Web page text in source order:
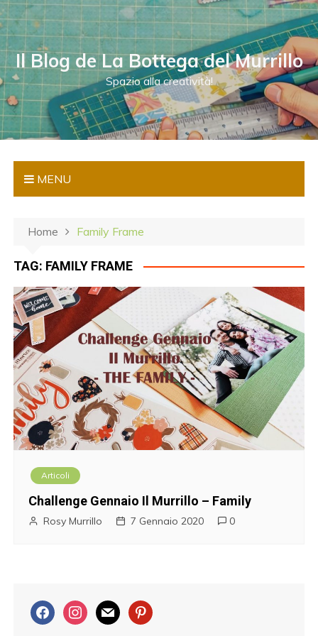
S
a
a
a
l
c
Il Blog de La Bottega del Murrillo
Spazio alla creatività!
MENU
Home Family Frame
TAG: FAMILY FRAME
Articoli
Challenge Gennaio Il Murrillo – Family
Rosy Murrillo 7 Gennaio 2020 0
f
a
i
n
m
a
p